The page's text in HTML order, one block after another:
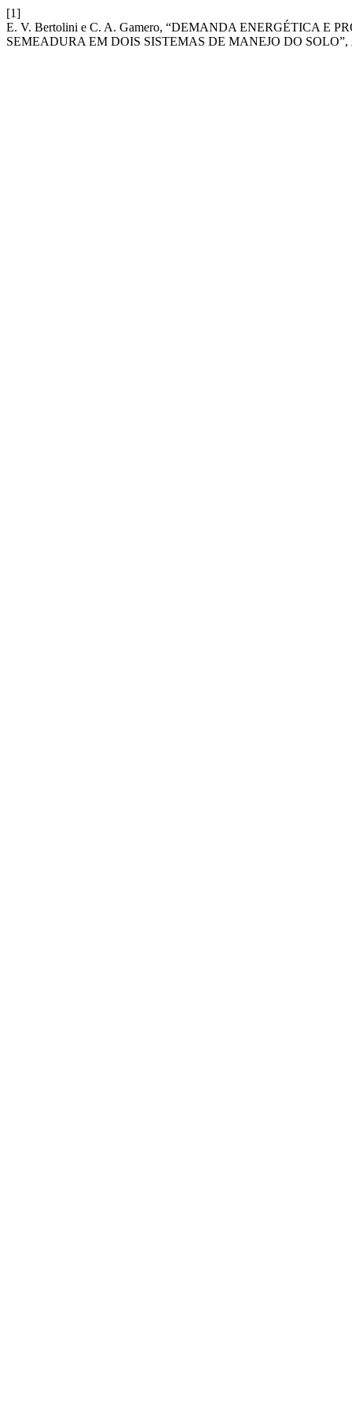
[1]
E. V. Bertolini e C. A. Gamero, “DEMANDA ENERGÉTICA E
SEMEADURA EM DOIS SISTEMAS DE MANEJO DO SOLO”,